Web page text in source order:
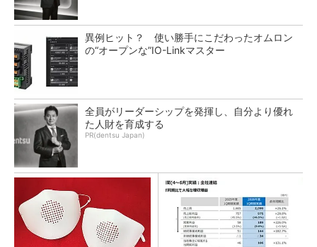
異例ヒット？ 使い勝手にこだわったオムロン
の“オープンな”IO-Linkマスター
全員がリーダーシップを発揮し、自分より優れ
た人財を育成する
PR(dentsu Japan)